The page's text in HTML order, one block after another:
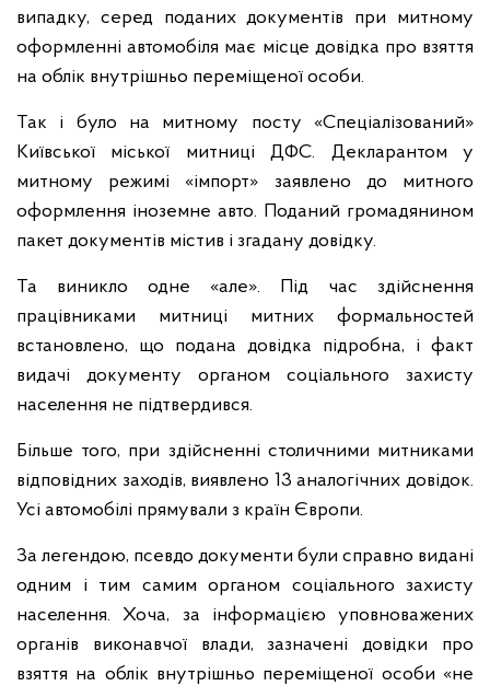
випадку, серед поданих документів при митному
оформленні автомобіля має місце довідка про взяття
на облік внутрішньо переміщеної особи.
Так і було на митному посту «Спеціалізований»
Київської міської митниці ДФС. Декларантом у
митному режимі «імпорт» заявлено до митного
оформлення іноземне авто. Поданий громадянином
пакет документів містив і згадану довідку.
Та виникло одне «але». Під час здійснення
працівниками митниці митних формальностей
встановлено, що подана довідка підробна, і факт
видачі документу органом соціального захисту
населення не підтвердився.
Більше того, при здійсненні столичними митниками
відповідних заходів, виявлено 13 аналогічних довідок.
Усі автомобілі прямували з країн Європи.
За легендою, псевдо документи були справно видані
одним і тим самим органом соціального захисту
населення. Хоча, за інформацією уповноважених
органів виконавчої влади, зазначені довідки про
взяття на облік внутрішньо переміщеної особи «не